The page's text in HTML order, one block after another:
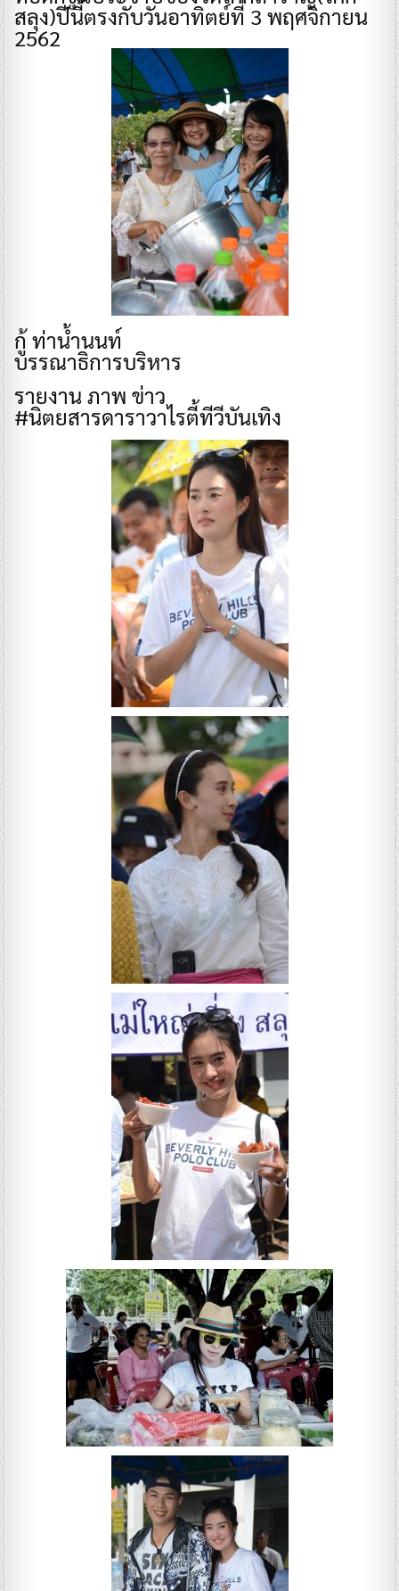
สลุง)ปีนี้ตรงกับวันอาทิตย์ที่ 3 พฤศจิกายน
2562
กู้ ท่าน้ำนนท์
บรรณาธิการบริหาร
รายงาน ภาพ ข่าว
#นิตยสารดาราวาไรตี้ทีวีบันเทิง